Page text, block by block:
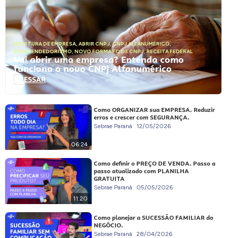
ABERTURA DE EMPRESA, ABRIR CNPJ,CNPJ ALFANUMÉRICO,
EMPREENDEDORISMO, NOVO FORMATO DE CNPJ,RECEITA FEDERAL
Vai abrir uma empresa? Entenda como
funciona o novo CNPJ Alfanumérico
ACESSAR
06:24
Como ORGANIZAR sua EMPRESA. Reduzir
erros e crescer com SEGURANÇA.
Sebrae Paraná 12/05/2026
11:20
Como definir o PREÇO DE VENDA. Passo a
passo atualizado com PLANILHA
GRATUITA
Sebrae Paraná 05/05/2026
Como planejar a SUCESSÃO FAMILIAR do
NEGÓCIO.
Sebrae Paraná 28/04/2026